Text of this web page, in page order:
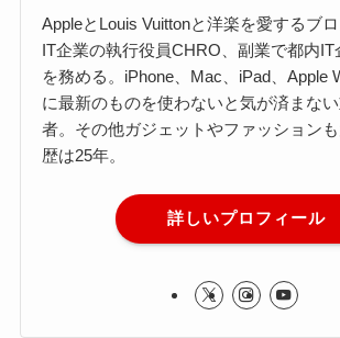
AppleとLouis Vuittonと洋楽を愛するブ
IT企業の執行役員CHRO、副業で都内IT
を務める。iPhone、Mac、iPad、Apple
に最新のものを使わないと気が済まな
者。その他ガジェットやファッション
歴は25年。
詳しいプロフィール